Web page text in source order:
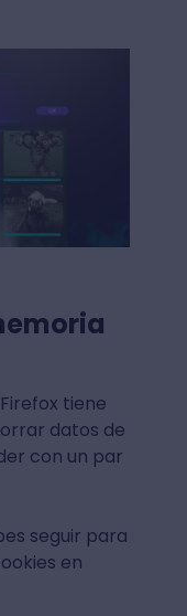
tiene
datos de
con un par
seguir para
en